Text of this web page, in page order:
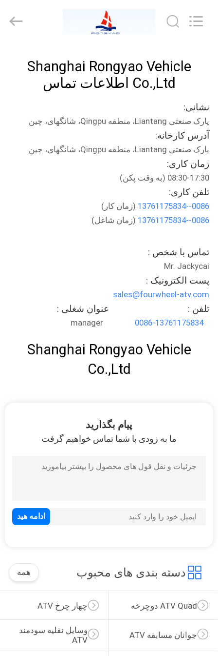
محصولات
درباره
ما
تور
کارخانه
کنترل
کیفیت
ما
تماس
بگیرید
حفظ
Vehicle
Co.,Ltd.
Shanghai Rongyao Vehicle
Co.,Ltd اطلاعات تماس
نشانی:
پارک صنعتی Liantang، منطقه Qingpu، شانگهای، چین
آدرس کارخانه:
پارک صنعتی Liantang، منطقه Qingpu، شانگهای، چین
زمان کاری:
08:30-17:30 (به وقت پکن)
تلفن کاری:
0086--13761175834
(زمان کار)
0086--13761175834
(زمان شاغل)
تماس با شخص :
Mr. Jackycai
پست الکترونیک :
sales@fourwheel-atv.com
عنوان شغلی :
manager
تلفن :
0086-13761175834
Shanghai Rongyao Vehicle
Co.,Ltd
پیام بگذارید
ما به زودی با شما تماس خواهیم گرفت
دسته بندی های محبوب همه
چهار چرخ ATV ATV Quad دوچرخه
وسایل نقلیه سودمند
ATV
جوانان مسابقه ATV